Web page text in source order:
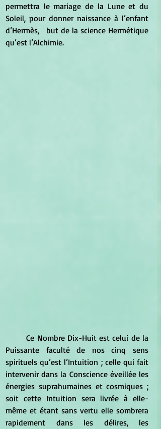
permettra le mariage de la Lune et du
Soleil, pour donner naissance à l’enfant
d’Hermès,	but de la science Hermétique
qu’est l’Alchimie.
	Ce Nombre Dix-Huit est celui de la
Puissante faculté de nos cinq sens
spirituels qu’est l’Intuition ; celle qui fait
intervenir dans la Conscience éveillée les
énergies suprahumaines et cosmiques ;
soit cette Intuition sera livrée à elle-
même et étant sans vertu elle sombrera
rapidement dans les délires, les